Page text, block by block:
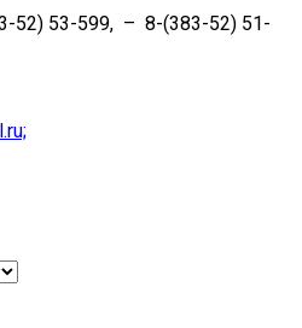
52) 53-599, – 8-(383-52) 51-